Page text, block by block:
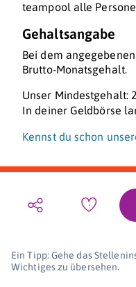
teampool alle
Gehaltsangabe
Bei dem
Brutto-Monatsgehalt.
Unser Mindestgehalt:
In deiner Geldbörse
Kennst du schon
Ein Tipp: Gehe das
Wichtiges zu übersehen.